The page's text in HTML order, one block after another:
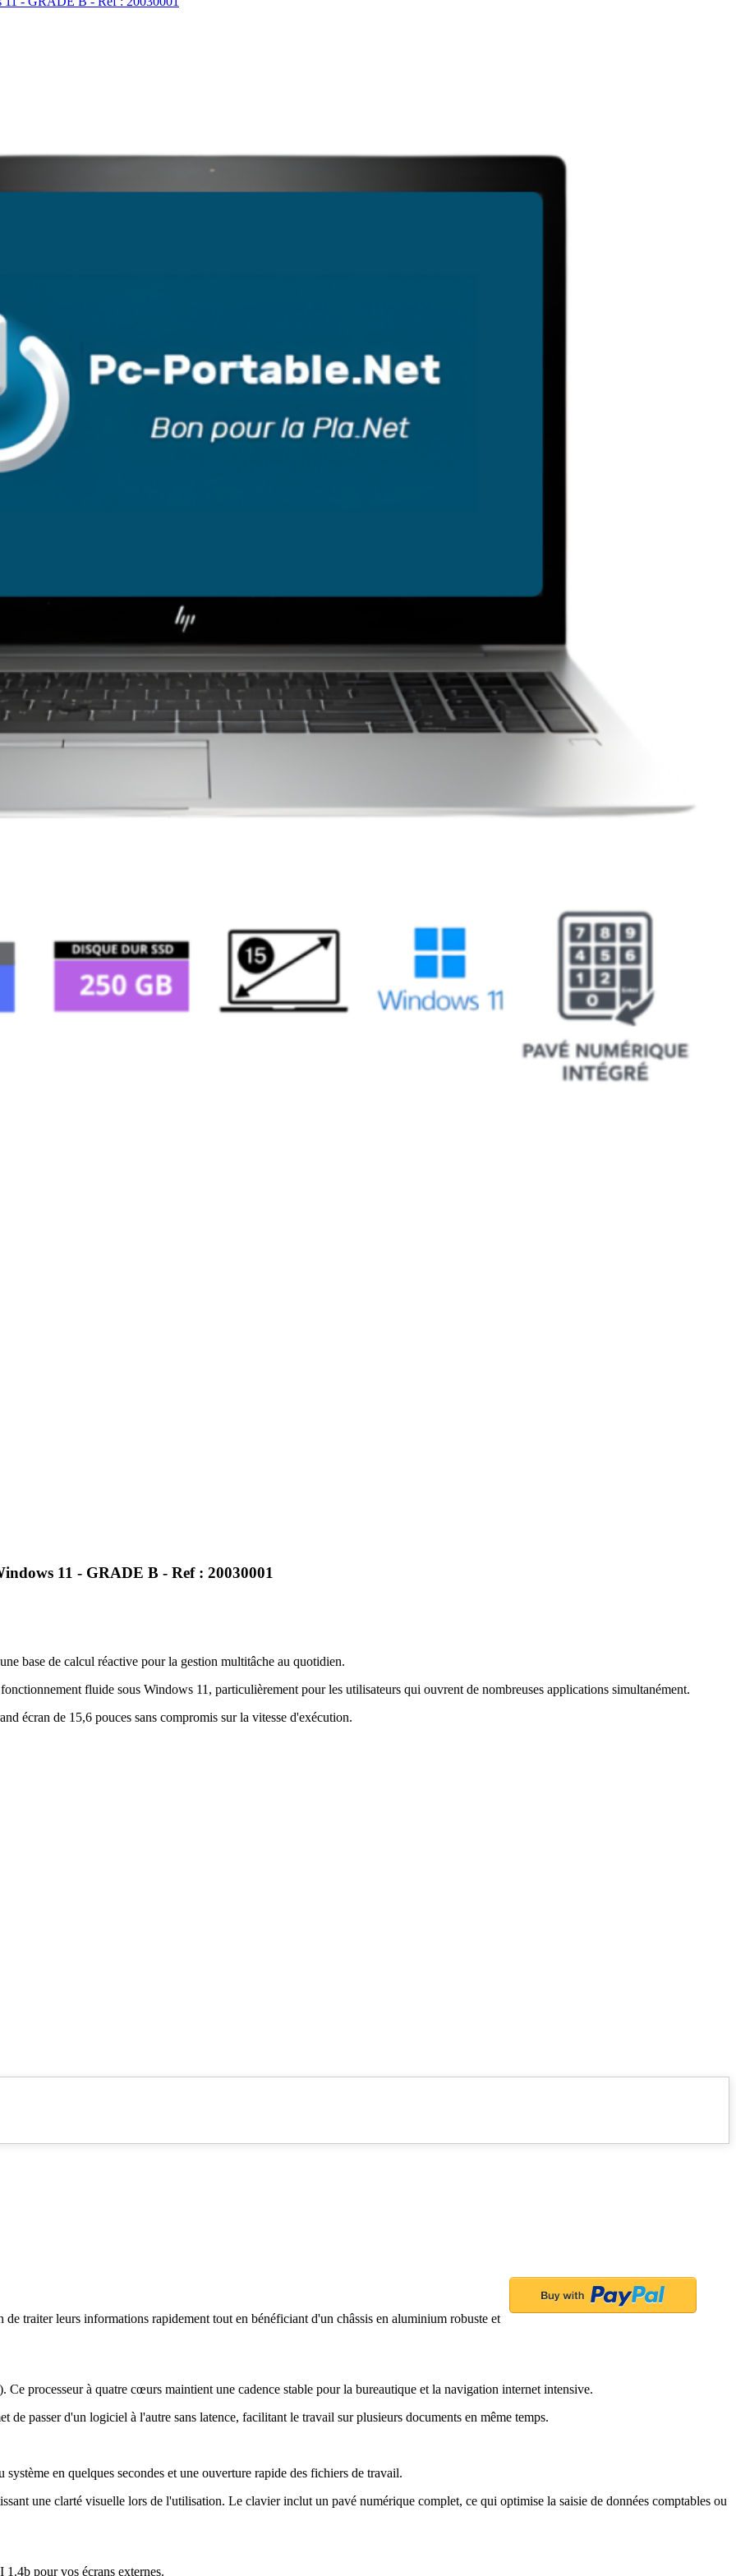
11 - GRADE B - Ref : 20030001
base de calcul réactive pour la gestion multitâche au quotidien.
fluide sous Windows 11, particulièrement pour les utilisateurs qui ouvrent de nombreuses applications simultanément.
écran de 15,6 pouces sans compromis sur la vitesse d'exécution.
traiter leurs informations rapidement tout en bénéficiant d'un châssis en aluminium robuste et
processeur à quatre cœurs maintient une cadence stable pour la bureautique et la navigation internet intensive.
passer d'un logiciel à l'autre sans latence, facilitant le travail sur plusieurs documents en même temps.
en quelques secondes et une ouverture rapide des fichiers de travail.
une clarté visuelle lors de l'utilisation. Le clavier inclut un pavé numérique complet, ce qui optimise la saisie de données comptables ou
pour vos écrans externes.